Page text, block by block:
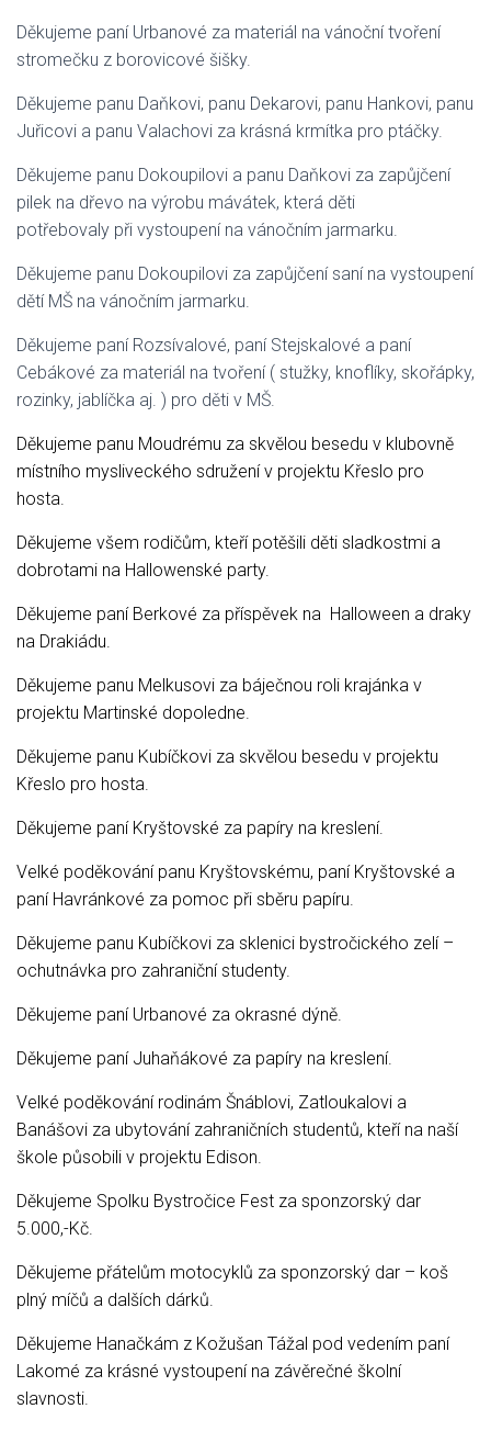
Děkujeme paní Urbanové za materiál na vánoční tvoření
stromečku z borovicové šišky.
Děkujeme panu Daňkovi, panu Dekarovi, panu Hankovi, panu
Juřicovi a panu Valachovi za krásná krmítka pro ptáčky.
Děkujeme panu Dokoupilovi a panu Daňkovi za zapůjčení
pilek na dřevo na výrobu mávátek, která děti
potřebovaly při vystoupení na vánočním jarmarku.
Děkujeme panu Dokoupilovi za zapůjčení saní na vystoupení
dětí MŠ na vánočním jarmarku.
Děkujeme paní Rozsívalové, paní Stejskalové a paní
Cebákové za materiál na tvoření ( stužky, knoflíky, skořápky,
rozinky, jablíčka aj. ) pro děti v MŠ.
Děkujeme panu Moudrému za skvělou besedu v klubovně
místního mysliveckého sdružení v projektu Křeslo pro
hosta.
Děkujeme všem rodičům, kteří potěšili děti sladkostmi a
dobrotami na Hallowenské party.
Děkujeme paní Berkové za příspěvek na Halloween a draky
na Drakiádu.
Děkujeme panu Melkusovi za báječnou roli krajánka v
projektu Martinské dopoledne.
Děkujeme panu Kubíčkovi za skvělou besedu v projektu
Křeslo pro hosta.
Děkujeme paní Kryštovské za papíry na kreslení.
Velké poděkování panu Kryštovskému, paní Kryštovské a
paní Havránkové za pomoc při sběru papíru.
Děkujeme panu Kubíčkovi za sklenici bystročického zelí –
ochutnávka pro zahraniční studenty.
Děkujeme paní Urbanové za okrasné dýně.
Děkujeme paní Juhaňákové za papíry na kreslení.
Velké poděkování rodinám Šnáblovi, Zatloukalovi a
Banášovi za ubytování zahraničních studentů, kteří na naší
škole působili v projektu Edison.
Děkujeme Spolku Bystročice Fest za sponzorský dar
5.000,-Kč.
Děkujeme přátelům motocyklů za sponzorský dar – koš
plný míčů a dalších dárků.
Děkujeme Hanačkám z Kožušan Tážal pod vedením paní
Lakomé za krásné vystoupení na závěrečné školní
slavnosti.